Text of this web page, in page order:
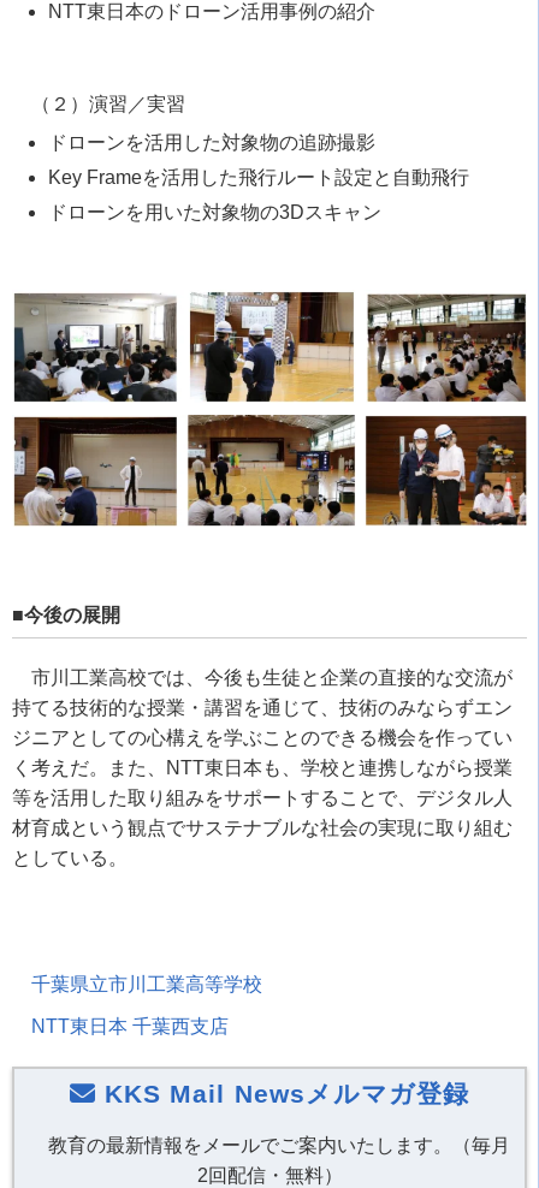
NTT東日本のドローン活用事例の紹介
（２）演習／実習
ドローンを活用した対象物の追跡撮影
Key Frameを活用した飛行ルート設定と自動飛行
ドローンを用いた対象物の3Dスキャン
■今後の展開
市川工業高校では、今後も生徒と企業の直接的な交流が
持てる技術的な授業・講習を通じて、技術のみならずエン
ジニアとしての心構えを学ぶことのできる機会を作ってい
く考えだ。また、NTT東日本も、学校と連携しながら授業
等を活用した取り組みをサポートすることで、デジタル人
材育成という観点でサステナブルな社会の実現に取り組む
としている。
千葉県立市川工業高等学校
NTT東日本 千葉西支店
KKS Mail Newsメルマガ登録
教育の最新情報をメールでご案内いたします。（毎月
2回配信・無料）